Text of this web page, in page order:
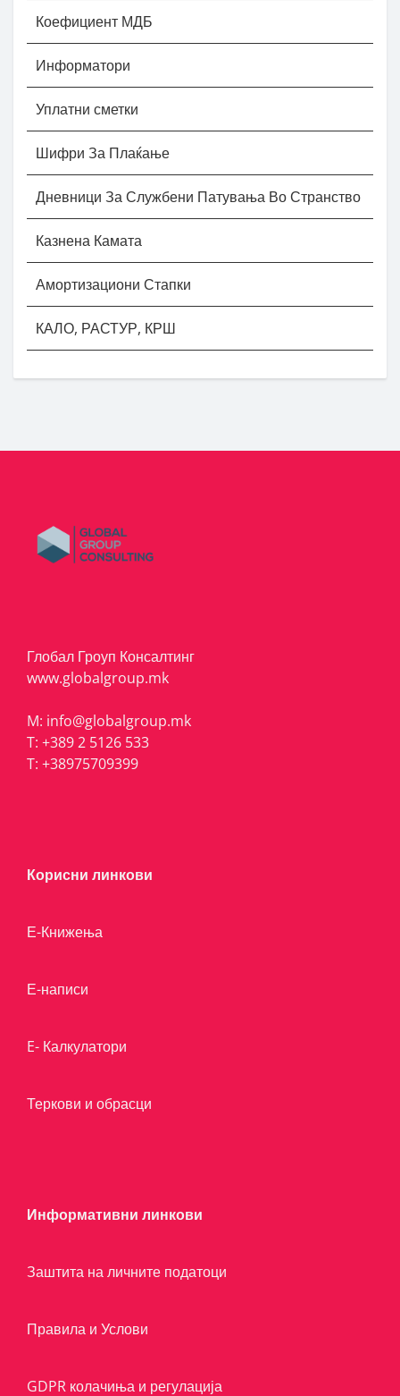
Коефициент МДБ
Информатори
Уплатни сметки
Шифри За Плаќање
Дневници За Службени Патувања Во Странство
Казнена Камата
Амортизациони Стапки
КАЛО, РАСТУР, КРШ
Глобал Гроуп Консалтинг
www.globalgroup.mk
M: info@globalgroup.mk
T: +389 2 5126 533
T: +38975709399
Корисни линкови
Е-Книжења
Е-написи
E- Калкулатори
Теркови и обрасци
Информативни линкови
Заштита на личните податоци
Правила и Услови
GDPR колачиња и регулација